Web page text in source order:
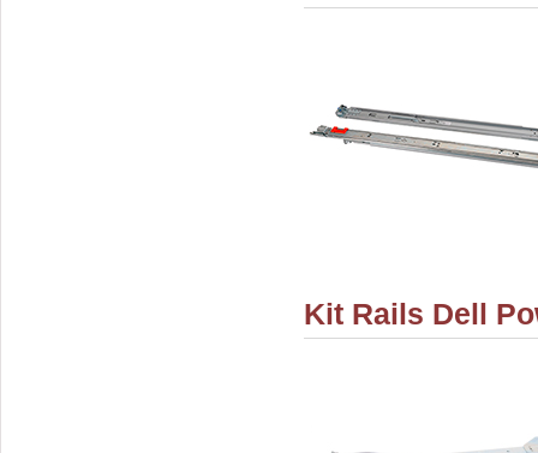
Kit Rails Dell